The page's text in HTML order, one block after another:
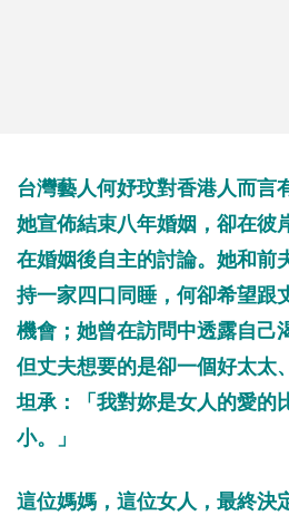
台灣藝人何妤玟對香港人而言
她宣佈結束八年婚姻，卻在彼
在婚姻後自主的討論。她和前
持一家四口同睡，何卻希望跟
機會；她曾在訪問中透露自己
但丈夫想要的是卻一個好太太
坦承：「我對妳是女人的愛的
小。」
這位媽媽，這位女人，最終決